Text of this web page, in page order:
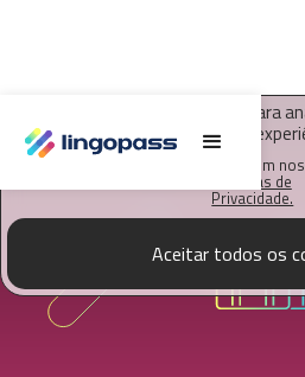
O Lingopass utiliza cookies para
deste site e melhorar sua
Saiba mais em
Políticas de
Privacidade.
Aceitar todos os